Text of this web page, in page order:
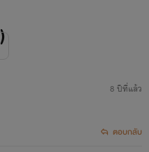
)
8 ปีที่แล้ว
ตอบกลับ